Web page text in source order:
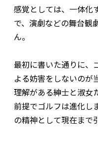
感覚としては、一体化
で、演劇などの舞台観
ん。
最初に書いた通りに、
よる妨害をしないのが
理解がある紳士と淑女
前提でゴルフは進化し
の精神として現在まで